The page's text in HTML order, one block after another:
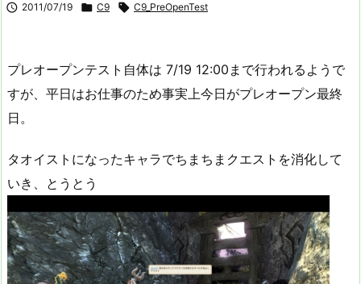
 2011/07/19  C9  C9_PreOpenTest
プレオープンテスト自体は 7/19 12:00まで行われるようで
すが、平日はお仕事のため事実上今日がプレオープン最終
日。
タオイストになったキャラでちまちまクエストを消化して
いき、とうとう